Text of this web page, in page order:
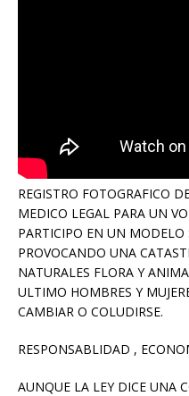
REGISTRO FOTOGRAFICO
MEDICO LEGAL PARA UN
PARTICIPO EN UN
PROVOCANDO UNA
NATURALES FLORA Y
ULTIMO HOMBRES Y
CAMBIAR O COLUDIRSE.
RESPONSABLIDAD ,
AUNQUE LA LEY DICE UNA